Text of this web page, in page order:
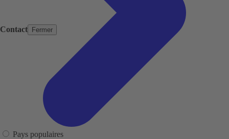
Contact Fermer
Pays populaires